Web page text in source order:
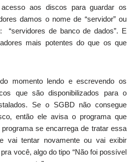
aos discos para guardar os
damos o nome de “servidor” ou
“servidores de banco de dados”. E
mais potentes do que os que
momento lendo e escrevendo os
que são disponibilizados para o
Se o SGBD não consegue
então ele avisa o programa que
se encarrega de tratar essa
vai tentar novamente ou vai exibir
você, algo do tipo “Não foi possível